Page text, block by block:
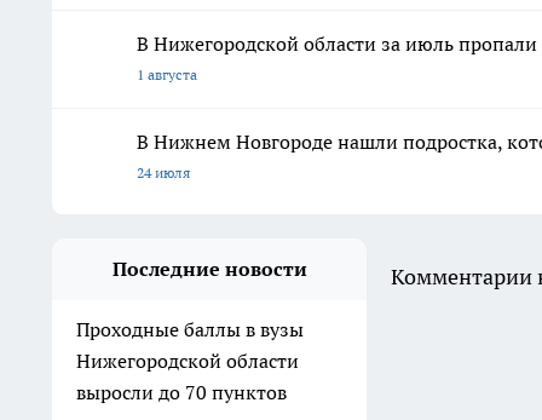
В Нижегородской области за июль
1 августа
В Нижнем Новгороде нашли подростка,
24 июля
Последние новости
Проходные баллы в вузы
Нижегородской области
выросли до 70 пунктов
Комментарии